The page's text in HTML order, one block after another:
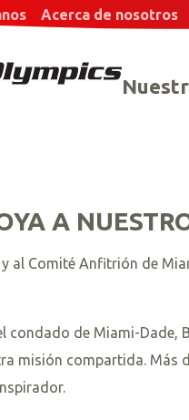
Acerca de nosotros
A
al Comité Anfitrión de
condado de Miami-
misión compartida.